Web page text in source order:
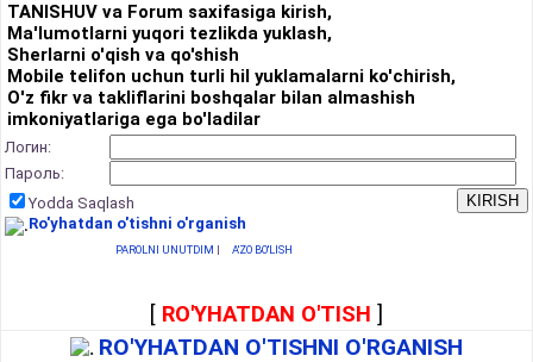
TANISHUV va Forum saxifasiga kirish,
Ma'lumotlarni yuqori tezlikda yuklash,
Sherlarni o'qish va qo'shish
Mobile telifon uchun turli hil yuklamalarni ko'chirish,
O'z fikr va takliflarini boshqalar bilan almashish
imkoniyatlariga ega bo'ladilar
Логин:
Пароль:
Yodda Saqlash
Ro'yhatdan o'tishni o'rganish
PAROLNI UNUTDIM | A'ZO BO'LISH
[ RO'YHATDAN O'TISH ]
RO'YHATDAN O'TISHNI O'RGANISH